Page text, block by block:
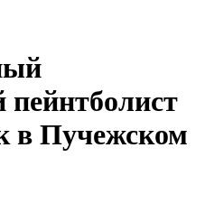
пейнтболист
в Пучежском